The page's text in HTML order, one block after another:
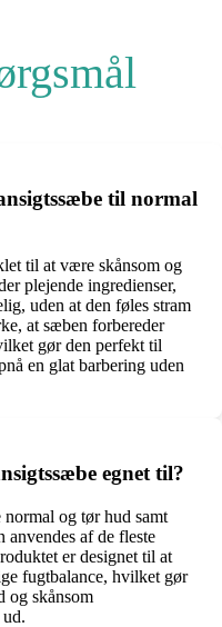
til normal
til at være skånsom og
plejende ingredienser,
uden at den føles stram
at sæben forbereder
gør den perfekt til
en glat barbering uden
egnet til?
og tør hud samt
anvendes af de fleste
er designet til at
fugtbalance, hvilket gør
og skånsom